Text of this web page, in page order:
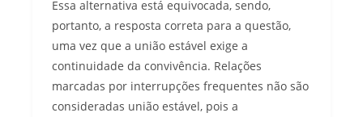
Essa alternativa está equivocada, sendo,
portanto, a resposta correta para a questão,
uma vez que a união estável exige a
continuidade da convivência. Relações
marcadas por interrupções frequentes não são
consideradas união estável, pois a